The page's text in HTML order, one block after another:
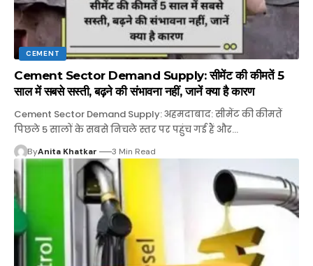
CEMENT
Cement Sector Demand Supply: सीमेंट की कीमतें 5
साल में सबसे सस्ती, बढ़ने की संभावना नहीं, जानें क्या है कारण
Cement Sector Demand Supply: अहमदाबाद: सीमेंट की कीमतें
पिछले 5 सालों के सबसे निचले स्तर पर पहुंच गई हैं और…
ByAnita Khatkar 3 Min Read